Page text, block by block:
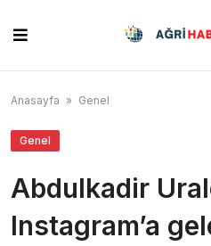
content
Anasayfa » Genel
Genel
Abdulkadir
Instagram’a